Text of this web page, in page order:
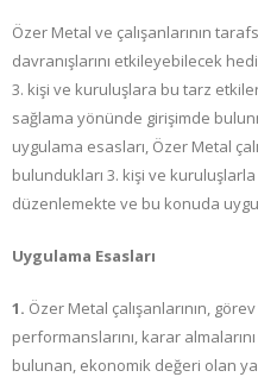
Özer Metal ve çalışanlarının
davranışlarını etkileyebilecek
3. kişi ve kuruluşlara bu tarz
sağlama yönünde girişimde
uygulama esasları, Özer Metal
bulundukları 3. kişi ve
düzenlemekte ve bu konuda
Uygulama Esasları
1. Özer Metal çalışanlarının,
performanslarını, karar
bulunan, ekonomik değeri olan